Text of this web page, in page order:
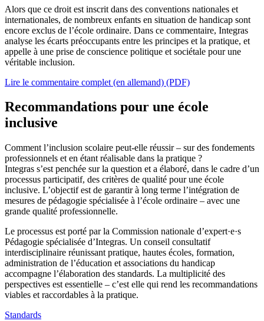
Alors que ce droit est inscrit dans des conventions nationales et
internationales, de nombreux enfants en situation de handicap sont
encore exclus de l’école ordinaire. Dans ce commentaire, Integras
analyse les écarts préoccupants entre les principes et la pratique, et
appelle à une prise de conscience politique et sociétale pour une
véritable inclusion.
Lire le commentaire complet (en allemand) (PDF)
Recommandations pour une école
inclusive
Comment l’inclusion scolaire peut-elle réussir – sur des fondements
professionnels et en étant réalisable dans la pratique ?
Integras s’est penchée sur la question et a élaboré, dans le cadre d’un
processus participatif, des critères de qualité pour une école
inclusive. L’objectif est de garantir à long terme l’intégration de
mesures de pédagogie spécialisée à l’école ordinaire – avec une
grande qualité professionnelle.
Le processus est porté par la Commission nationale d’expert·e·s
Pédagogie spécialisée d’Integras. Un conseil consultatif
interdisciplinaire réunissant pratique, hautes écoles, formation,
administration de l’éducation et associations du handicap
accompagne l’élaboration des standards. La multiplicité des
perspectives est essentielle – c’est elle qui rend les recommandations
viables et raccordables à la pratique.
Standards